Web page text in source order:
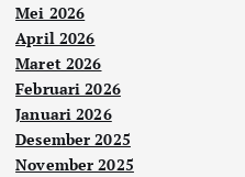
Mei 2026
April 2026
Maret 2026
Februari 2026
Januari 2026
Desember 2025
November 2025